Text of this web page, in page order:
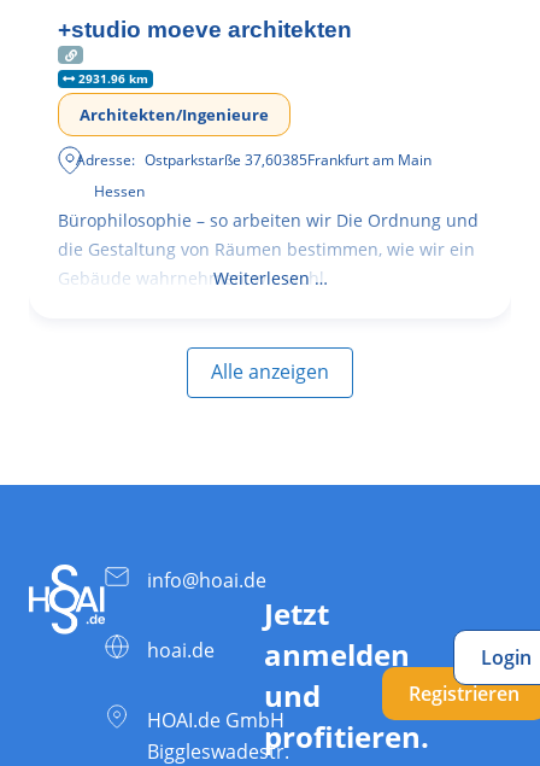
+studio moeve architekten
2931.96 km
Architekten/Ingenieure
Adresse: Ostparkstarße 37,60385Frankfurt am Main
Hessen
Bürophilosophie – so arbeiten wir Die Ordnung und
die Gestaltung von Räumen bestimmen, wie wir ein
Gebäude wahrnehmen, wie wohl
Weiterlesen …
Alle anzeigen
info@hoai.de
hoai.de
HOAI.de GmbH
Biggleswadestr.
Jetzt
anmelden
und
profitieren.
Registrieren
Login